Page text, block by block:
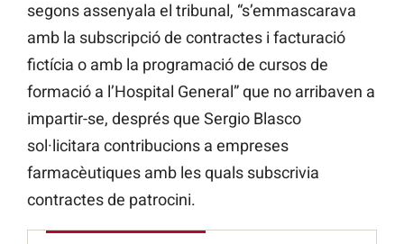
segons assenyala el tribunal, “s’emmascarava
amb la subscripció de contractes i facturació
fictícia o amb la programació de cursos de
formació a l’Hospital General” que no arribaven a
impartir-se, després que Sergio Blasco
sol·licitara contribucions a empreses
farmacèutiques amb les quals subscrivia
contractes de patrocini.